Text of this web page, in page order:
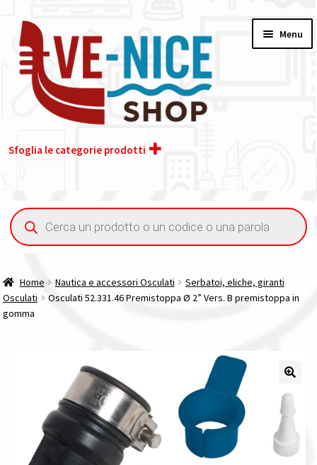
alla
navigazione
contenuto
Menu
Sfoglia le categorie prodotti
Acquisto iva 4% (agevolata)
Contatti
La nostra azienda
Condizioni generali
Acquisti in rete pubblica amministrazione
Ricerca
prodotti
Home Nautica e accessori Osculati
Serbatoi, eliche, giranti
Osculati
Osculati 52.331.46 Premistoppa Ø 2” Vers. B premistoppa in
gomma